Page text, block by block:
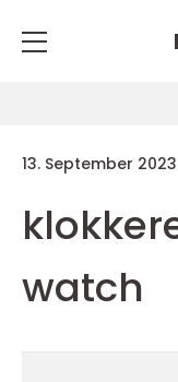
13. September 2023
watch